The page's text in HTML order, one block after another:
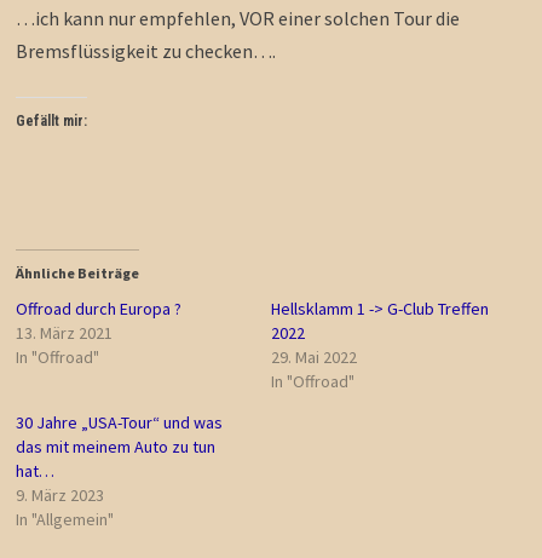
…ich kann nur empfehlen, VOR einer solchen Tour die
Bremsflüssigkeit zu checken….
Gefällt mir:
Ähnliche Beiträge
Offroad durch Europa ?
13. März 2021
In "Offroad"
Hellsklamm 1 -> G-Club Treffen
2022
29. Mai 2022
In "Offroad"
30 Jahre „USA-Tour“ und was
das mit meinem Auto zu tun
hat…
9. März 2023
In "Allgemein"